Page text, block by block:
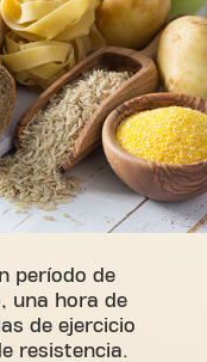
período de
una hora de
de ejercicio
resistencia.